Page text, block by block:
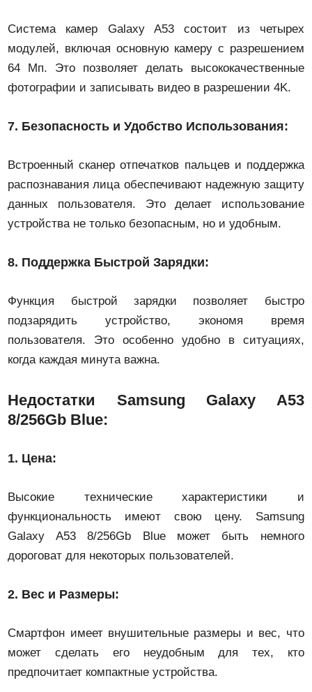
Система камер Galaxy A53 состоит из четырех
модулей, включая основную камеру с разрешением
64 Мп. Это позволяет делать высококачественные
фотографии и записывать видео в разрешении 4K.
7. Безопасность и Удобство Использования:
Встроенный сканер отпечатков пальцев и поддержка
распознавания лица обеспечивают надежную защиту
данных пользователя. Это делает использование
устройства не только безопасным, но и удобным.
8. Поддержка Быстрой Зарядки:
Функция быстрой зарядки позволяет быстро
подзарядить устройство, экономя время
пользователя. Это особенно удобно в ситуациях,
когда каждая минута важна.
Недостатки Samsung Galaxy A53
8/256Gb Blue:
1. Цена:
Высокие технические характеристики и
функциональность имеют свою цену. Samsung
Galaxy A53 8/256Gb Blue может быть немного
дороговат для некоторых пользователей.
2. Вес и Размеры:
Смартфон имеет внушительные размеры и вес, что
может сделать его неудобным для тех, кто
предпочитает компактные устройства.